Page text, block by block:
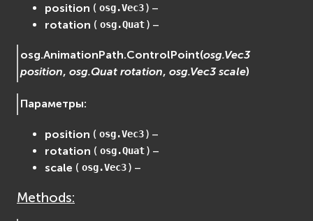
osgParticle
osgShadow
osgUtil
Физика (Physics)
Фаиловая система (File System)
Сеть (Network)
position ( osg.Vec3 ) –
rotation ( osg.Quat ) –
osg.AnimationPath.ControlPoint(osg.Vec3
position,osg.Quat rotation,osg.Vec3 scale)
Параметры:
position ( osg.Vec3 ) –
rotation ( osg.Quat ) –
scale ( osg.Vec3 ) –
Methods: